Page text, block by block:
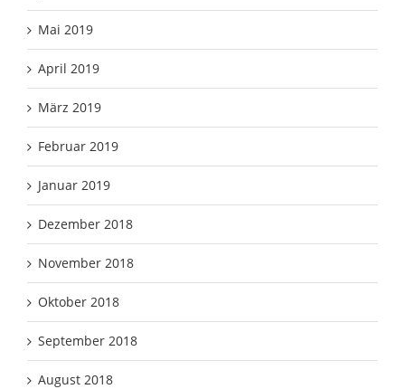
Mai 2019
April 2019
März 2019
Februar 2019
Januar 2019
Dezember 2018
November 2018
Oktober 2018
September 2018
August 2018